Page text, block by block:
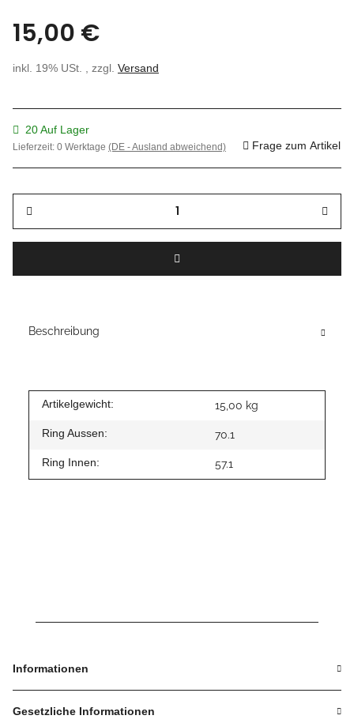
15,00 €
inkl. 19% USt. , zzgl. Versand
20 Auf Lager
Lieferzeit: 0 Werktage (DE - Ausland abweichend) Frage zum Artikel
Beschreibung
Artikelgewicht: 15,00 kg
Ring Aussen: 70.1
Ring Innen: 57.1
Informationen
Gesetzliche Informationen